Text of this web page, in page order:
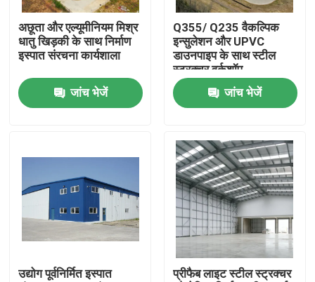
हमारे बारे में
कारखाना भ्रमण
गुणवत्ता नियंत्रण
इस्पात संरचना गोदाम
इस्पात संरचना कार्यशाला
हल्के इस्पात संरचना
अछूता और एल्यूमीनियम मिश्र
धातु खिड़की के साथ निर्माण
इस्पात संरचना कार्यशाला
जांच भेजें
Q355/ Q235 वैकल्पिक
इन्सुलेशन और UPVC
डाउनपाइप के साथ स्टील
स्ट्रक्चर वर्कशॉप
जांच भेजें
उद्योग पूर्वनिर्मित इस्पात
प्रीफैब लाइट स्टील स्ट्रक्चर